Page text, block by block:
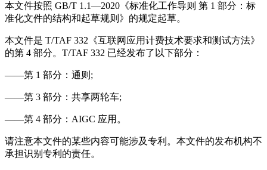
本文件按照 GB/T 1.1—2020《标准化工作导则 第 1 部分：标
准化文件的结构和起草规则》的规定起草。
本文件是 T/TAF 332《互联网应用计费技术要求和测试方法》
的第 4 部分。T/TAF 332 已经发布了以下部分：
——第 1 部分：通则;
——第 3 部分：共享两轮车;
——第 4 部分：AIGC 应用。
请注意本文件的某些内容可能涉及专利。本文件的发布机构不
承担识别专利的责任。